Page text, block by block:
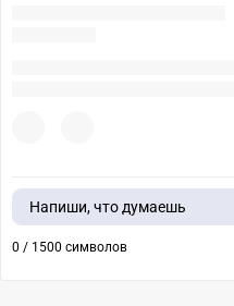
Напиши, что думаешь
0 / 1500 символов